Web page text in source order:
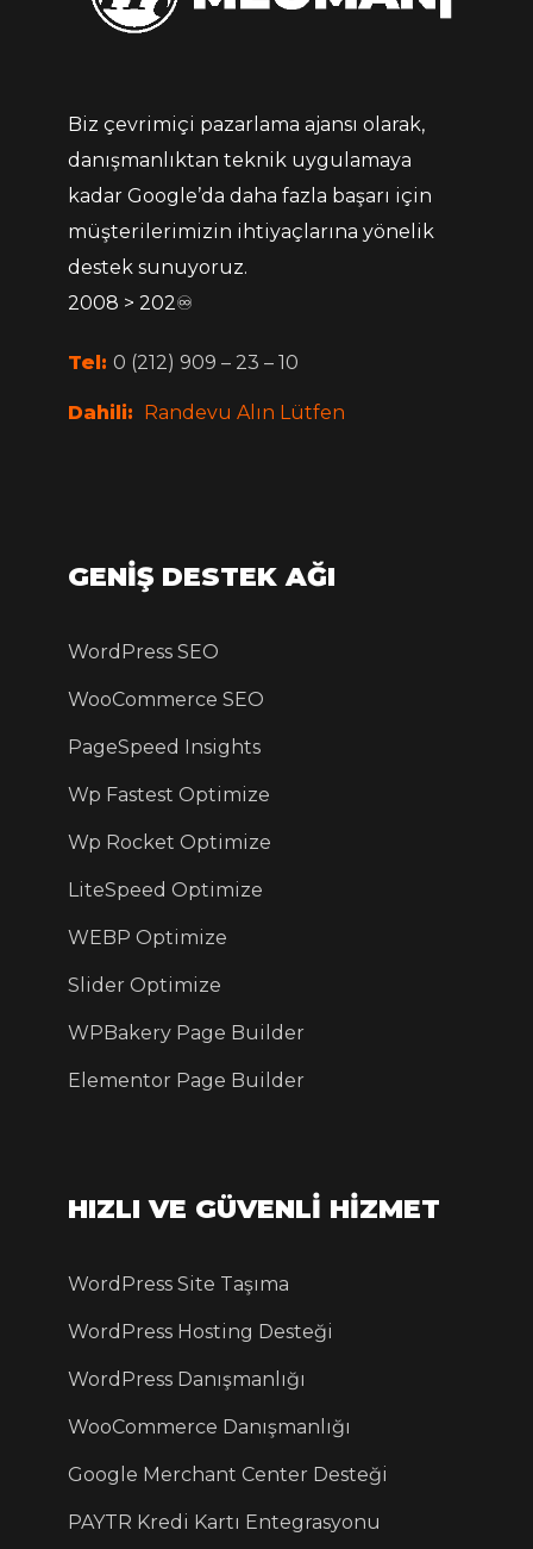
Biz çevrimiçi pazarlama ajansı olarak,
danışmanlıktan teknik uygulamaya
kadar Google’da daha fazla başarı için
müşterilerimizin ihtiyaçlarına yönelik
destek sunuyoruz.
2008 > 202♾
Tel: 0 (212) 909 – 23 – 10
Dahili: Randevu Alın Lütfen
GENİŞ DESTEK AĞI
WordPress SEO
WooCommerce SEO
PageSpeed Insights
Wp Fastest Optimize
Wp Rocket Optimize
LiteSpeed Optimize
WEBP Optimize
Slider Optimize
WPBakery Page Builder
Elementor Page Builder
HIZLI VE GÜVENLİ HİZMET
WordPress Site Taşıma
WordPress Hosting Desteği
WordPress Danışmanlığı
WooCommerce Danışmanlığı
Google Merchant Center Desteği
PAYTR Kredi Kartı Entegrasyonu